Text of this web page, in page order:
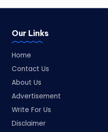
Our Links
Home
Contact Us
About Us
Advertisement
Write For Us
Disclaimer